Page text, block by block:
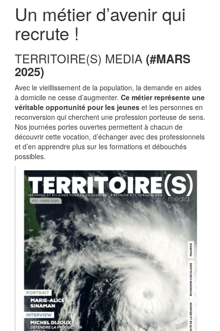
Un métier d’avenir qui
recrute !
TERRITOIRE(S) MEDIA (#MARS
2025)
Avec le vieillissement de la population, la demande en aides
à domicile ne cesse d’augmenter. Ce métier représente une
véritable opportunité pour les jeunes et les personnes en
reconversion qui cherchent une profession porteuse de sens.
Nos journées portes ouvertes permettent à chacun de
découvrir cette vocation, d’échanger avec des professionnels
et d’en apprendre plus sur les formations et débouchés
possibles.